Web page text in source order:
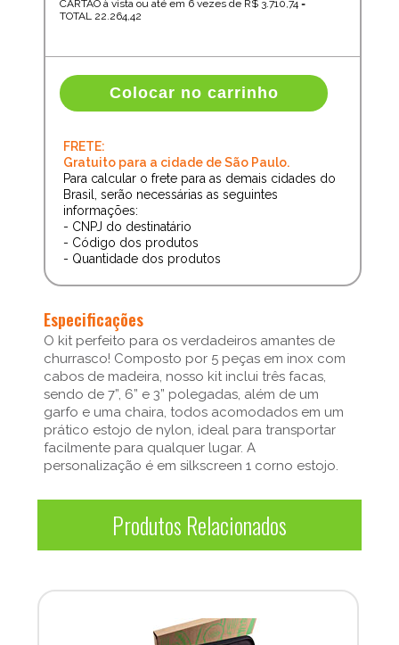
CARTÃO à vista ou até em 6 vezes de R$ 3.710,74=
TOTAL 22.264,42
Colocar no carrinho
FRETE:
Gratuito para a cidade de São Paulo.
Para calcular o frete para as demais cidades do
Brasil, serão necessárias as seguintes
informações:
- CNPJ do destinatário
- Código dos produtos
- Quantidade dos produtos
Especificações
O kit perfeito para os verdadeiros amantes de
churrasco! Composto por 5 peças em inox com
cabos de madeira, nosso kit inclui três facas,
sendo de 7”, 6” e 3” polegadas, além de um
garfo e uma chaira, todos acomodados em um
prático estojo de nylon, ideal para transportar
facilmente para qualquer lugar. A
personalização é em silkscreen 1 corno estojo.
Produtos Relacionados